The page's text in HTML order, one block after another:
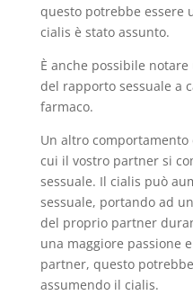
questo potrebbe essere
cialis è stato assunto.
È anche possibile
del rapporto sessuale a
farmaco.
Un altro
cui il vostro partner si
sessuale. Il cialis può
sessuale, portando ad
del proprio partner
una maggiore passione
partner, questo
assumendo il cialis.